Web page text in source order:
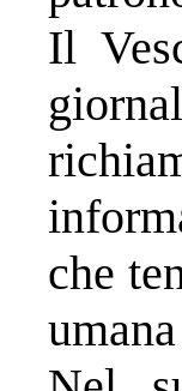
Il
che